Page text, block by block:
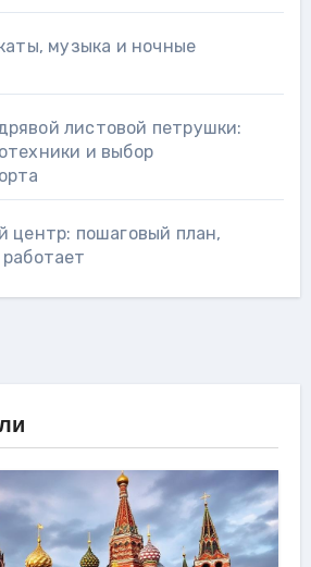
музыка и ночные
листовой петрушки:
и выбор
центр: пошаговый план,